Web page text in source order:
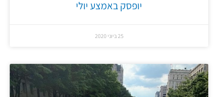
יופסק באמצע יולי
25 ביוני 2020